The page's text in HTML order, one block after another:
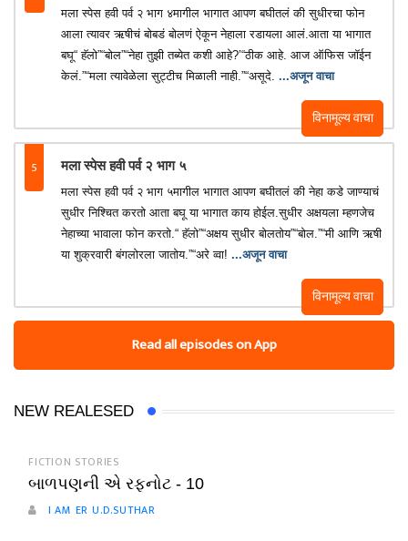
विनामूल्य वाचा
मला स्पेस हवी पर्व २ भाग ४मागील भागात आपण बघीतलं की सुधीरचा फोन
आला त्यावर ऋषीचं बोबडं बोलणं ऐकून नेहाला रडायला आलं.आता या भागात
बघू“ हॅलो”“बोल”“नेहा तुझी तब्येत कशी आहे?’“ठीक आहे. आज ऑफिस जाॅईन
केलं.”“मला त्यावेळेला सुट्टीच मिळाली नाही.”“असूदे. ...अजून वाचा
5 मला स्पेस हवी पर्व २ भाग ५
विनामूल्य वाचा
मला स्पेस हवी पर्व २ भाग ५मागील भागात आपण बघीतलं की नेहा कडे जाण्याचं
सुधीर निश्चित करतो आता बघू या भागात काय होईल.सुधीर अक्षयला म्हणजेच
नेहाच्या भावाला फोन करतो.“ हॅलो”“अक्षय सुधीर बोलतोय”“बोल.”“मी आणि ऋषी
या शुक्रवारी बंगलोरला जातोय.”“अरे व्वा! ...अजून वाचा
Read all episodes on App
NEW REALESED
FICTION STORIES
બાળપણની એ રફનોટ - 10
I AM ER U.D.SUTHAR